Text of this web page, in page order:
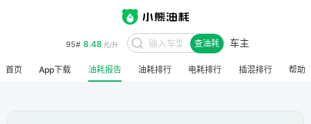
95# 8.48 元/升 查油耗 车主
首页 App下载 油耗报告 油耗排行 电耗排行 插混排行 帮助